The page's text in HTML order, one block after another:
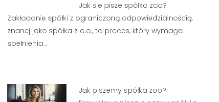
Jak sie pisze spółka zoo?
Zakładanie spółki z ograniczoną odpowiedzialnością,
znanej jako spółka z o.o., to proces, który wymaga
spełnienia…
Jak piszemy spółka zoo?